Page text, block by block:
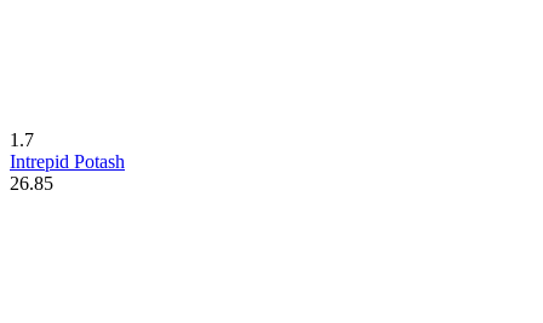
1.7
Intrepid Potash
26.85